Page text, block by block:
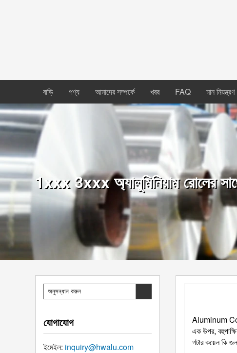
বাড়ি পণ্য আমাদের সম্পর্কে খবর FAQ মান নিয়ন্ত্রণ
1xxx 3xxx অ্যালুমিনিয়াম রোলের
যোগাযোগ
ইমেইল: inquiry@hwalu.com
Aluminum
এক উপর,
গটার কয়েল কি